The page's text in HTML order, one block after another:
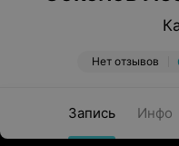
Нет отзывов
Запись Инфо